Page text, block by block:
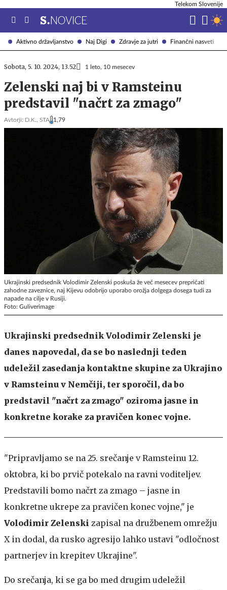
Aktivno državljanstvo Naj Digi Zdravje za jutri Finančni nasveti
Telekom Slovenije
Sobota, 5. 10. 2024, 13.52 1 leto, 10 mesecev
Zelenski naj bi v Ramsteinu
predstavil "načrt za zmago"
Avtorji: D.K., STA 1,79
Ukrajinski predsednik Volodimir Zelenski poskuša že več mesecev prepričati
zahodne zaveznice, naj Kijevu odobrijo uporabo orožja dolgega dosega tudi za
napade na cilje v Rusiji.
Foto: Guliverimage
Ukrajinski predsednik Volodimir Zelenski je
danes napovedal, da se bo naslednji teden
udeležil zasedanja kontaktne skupine za Ukrajino
v Ramsteinu v Nemčiji, ter sporočil, da bo
predstavil "načrt za zmago" oziroma jasne in
konkretne korake za pravičen konec vojne.
"Pripravljamo se na 25. srečanje v Ramsteinu 12.
oktobra, ki bo prvič potekalo na ravni voditeljev.
Predstavili bomo načrt za zmago – jasne in
konkretne ukrepe za pravičen konec vojne," je
Volodimir Zelenski zapisal na družbenem omrežju
X in dodal, da rusko agresijo lahko ustavi "odločnost
partnerjev in krepitev Ukrajine".
Do srečanja, ki se ga bo med drugim udeležil